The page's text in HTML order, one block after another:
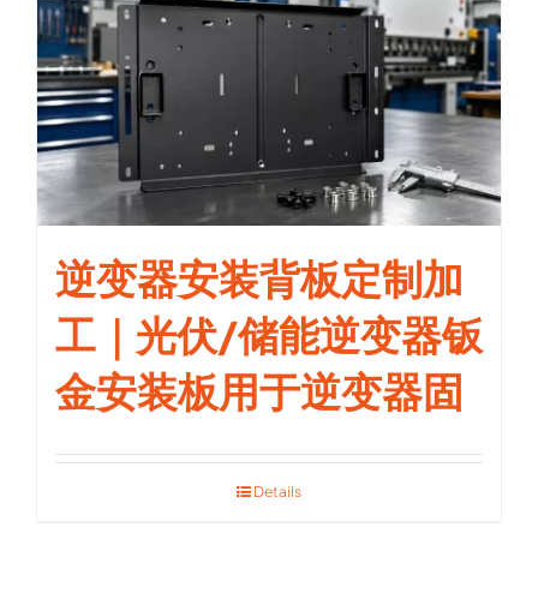
逆变器安装背板定制加
工｜光伏/储能逆变器钣
金安装板用于逆变器固
Details